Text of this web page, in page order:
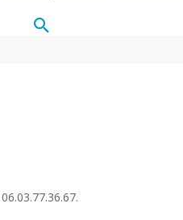
Rechercher